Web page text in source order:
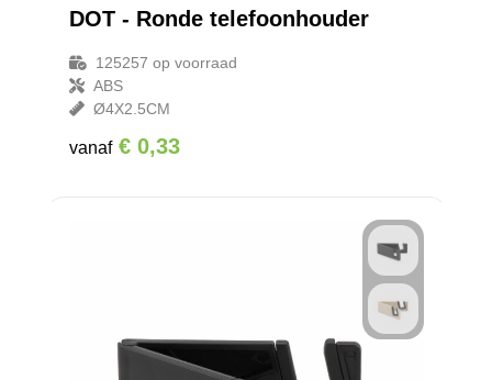
DOT - Ronde telefoonhouder
125257 op voorraad
ABS
Ø4X2.5CM
vanaf € 0,33